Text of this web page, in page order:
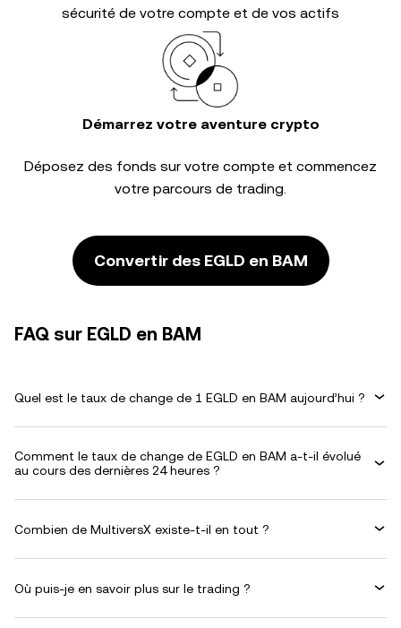
sécurité de votre compte et de vos actifs
Démarrez votre aventure crypto
Déposez des fonds sur votre compte et commencez
votre parcours de trading.
Convertir des EGLD en BAM
FAQ sur EGLD en BAM
Quel est le taux de change de 1 EGLD en BAM aujourd’hui ?
Comment le taux de change de EGLD en BAM a-t-il évolué
au cours des dernières 24 heures ?
Combien de MultiversX existe-t-il en tout ?
Où puis-je en savoir plus sur le trading ?